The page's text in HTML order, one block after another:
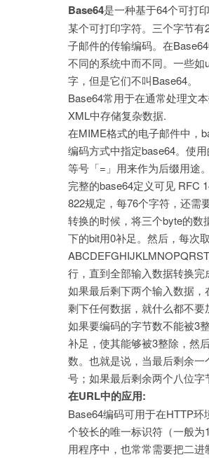
Base64是一种基于64个可打
某个可打印字符。三个字节
子邮件的传输编码。在
不同的系统中而不同。一些
字，但是它们不叫Base64。
Base64常用于在通常处理文
XML中存储复杂数据.
在MIME格式的电子邮件中，
编码方式中指定base64。使
等号「=」用来作为后缀用途。
完整的base64定义可见 RFC
822规定，每76个字符，还需
转换的时候，将三个byte的数
下的bit用0补足。然后，每次
行，直到全部输入数据转换完
如果最后剩下两个输入数据
剩下任何数据，就什么都不要
如果要编码的字节数不能被3
补足，使其能够被3整除，然
数。也就是说，当最后剩余
号；如果最后剩余两个八位字
在URL中的应用:
Base64编码可用于在HTTP
个较长的唯一标识符（一般
用程序中，也常常需要把二